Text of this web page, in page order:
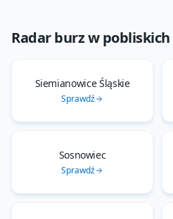
Radar burzw
Siemianowice Śląskie
Sprawdź
Sosnowiec
Sprawdź